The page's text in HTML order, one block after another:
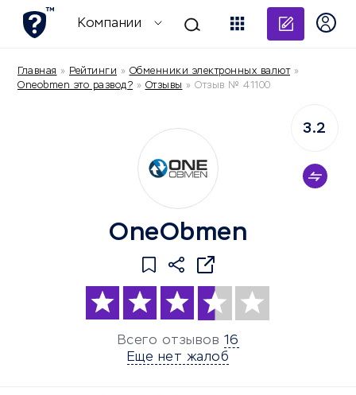
Компании
Главная » Рейтинги » Обменники электронных валют»
Oneobmen это развод? » Отзывы » Отзыв № 41100
OneObmen
Всего отзывов 16
Еще нет жалоб
3.2